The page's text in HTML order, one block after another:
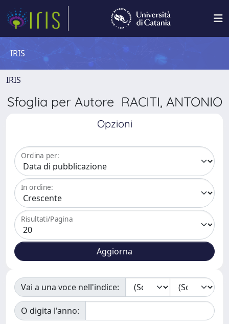
IRIS
IRIS
Sfoglia per Autore RACITI, ANTONIO
Opzioni
Ordina per:
In ordine:
Risultati/Pagina
Vai a una voce nell'indice:
O digita l'anno: